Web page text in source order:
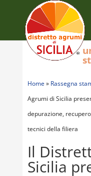
Home » Rassegna
Agrumi di Sicilia
depurazione,
tecnici della filiera
Il
Sicilia